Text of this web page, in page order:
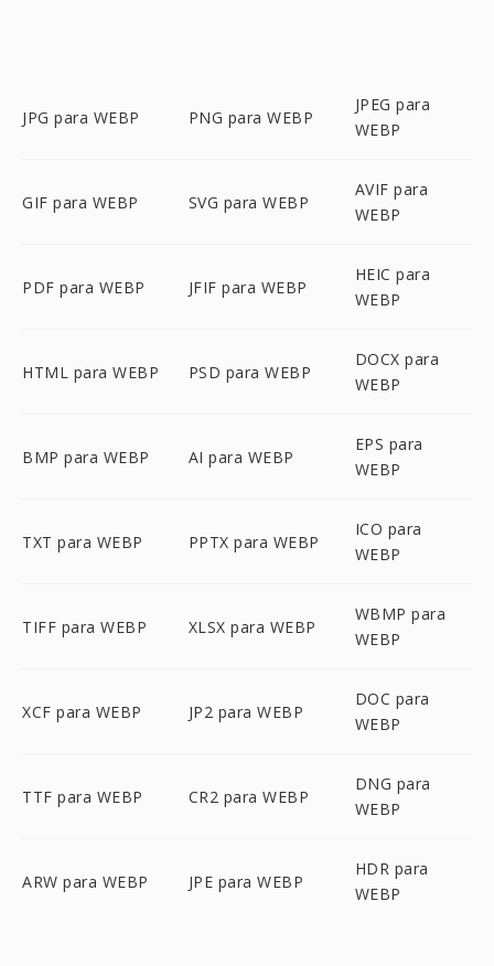
JPG para WEBP PNG para WEBP
JPEG para
WEBP
GIF para WEBP SVG para WEBP
AVIF para
WEBP
PDF para WEBP JFIF para WEBP
HEIC para
WEBP
HTML para WEBP PSD para WEBP
DOCX para
WEBP
BMP para WEBP AI para WEBP
EPS para
WEBP
TXT para WEBP PPTX para WEBP
ICO para
WEBP
TIFF para WEBP XLSX para WEBP
WBMP para
WEBP
XCF para WEBP JP2 para WEBP
DOC para
WEBP
TTF para WEBP CR2 para WEBP
DNG para
WEBP
ARW para WEBP JPE para WEBP
HDR para
WEBP